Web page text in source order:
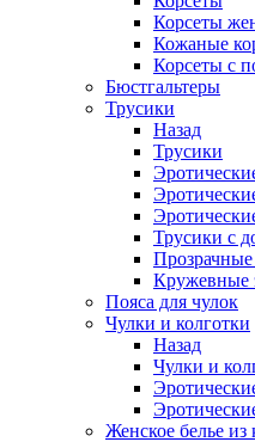
Корсеты
Кожаные
Корсеты с
Бюстгальтеры
Трусики
Назад
Трусики
Трусики с
Прозрачные
Кружевные
Пояса для чулок
Чулки и колготки
Назад
Чулки и
Женское белье из